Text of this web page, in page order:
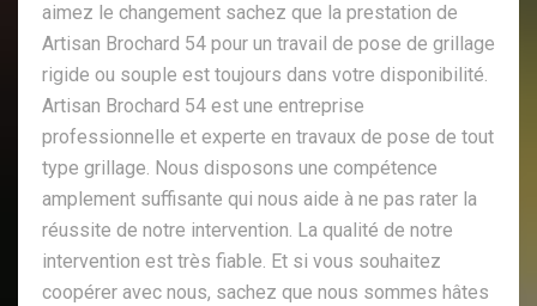
aimez le changement sachez que la prestation de
Artisan Brochard 54 pour un travail de pose de grillage
rigide ou souple est toujours dans votre disponibilité.
Artisan Brochard 54 est une entreprise
professionnelle et experte en travaux de pose de tout
type grillage. Nous disposons une compétence
amplement suffisante qui nous aide à ne pas rater la
réussite de notre intervention. La qualité de notre
intervention est très fiable. Et si vous souhaitez
coopérer avec nous, sachez que nous sommes hâtes